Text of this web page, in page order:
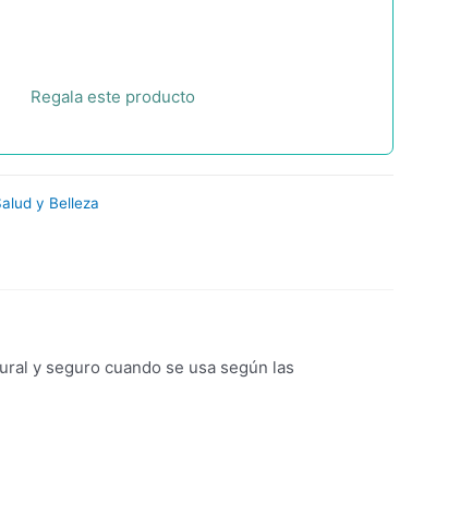
Regala este producto
y Belleza
y seguro cuando se usa según las